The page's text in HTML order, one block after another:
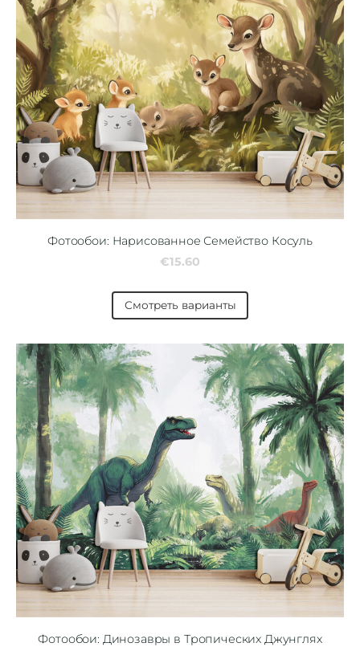
Фотообои: Нарисованное Семейство Косуль
€15.60
Смотреть варианты
Фотообои: Динозавры в Тропических Джунглях